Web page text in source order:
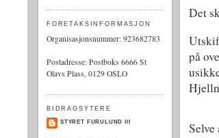
FORETAKSINFORMASJON
Organisasjonsnummer: 923682783
Postadresse: Postboks 6666 St
Olavs Plass, 0129 OSLO
BIDRAGSYTERE
STYRET FURULUND III
Det
på